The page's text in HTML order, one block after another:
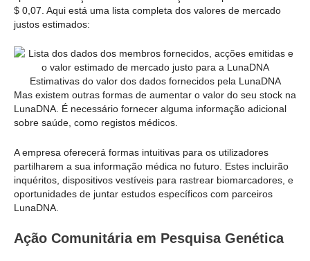
$ 0,07. Aqui está uma lista completa dos valores de mercado
justos estimados:
Estimativas do valor dos dados fornecidos pela LunaDNA
Mas existem outras formas de aumentar o valor do seu stock na
LunaDNA. É necessário fornecer alguma informação adicional
sobre saúde, como registos médicos.
A empresa oferecerá formas intuitivas para os utilizadores
partilharem a sua informação médica no futuro. Estes incluirão
inquéritos, dispositivos vestíveis para rastrear biomarcadores, e
oportunidades de juntar estudos específicos com parceiros
LunaDNA.
Ação Comunitária em Pesquisa Genética